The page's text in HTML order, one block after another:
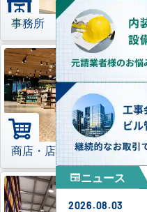
事務所
商店・店舗
newspaperニュース
2026.08.03